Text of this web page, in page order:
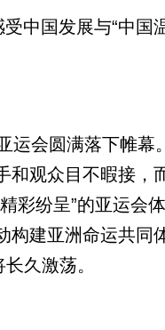
中国发展与“中国
会圆满落下帷幕
观众目不暇接，
彩纷呈”的亚运会
构建亚洲命运共同
久激荡。